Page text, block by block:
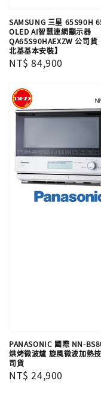
SAMSUNG 三星 65S90H
OLED AI智慧連網顯示器
QA65S90HAEXZW 公司貨
北基基本安裝】
Regular
NT$ 84,900
PANASONIC 國際 NN-
烘烤微波爐 旋風微波加熱
司貨
Regular
NT$ 24,900